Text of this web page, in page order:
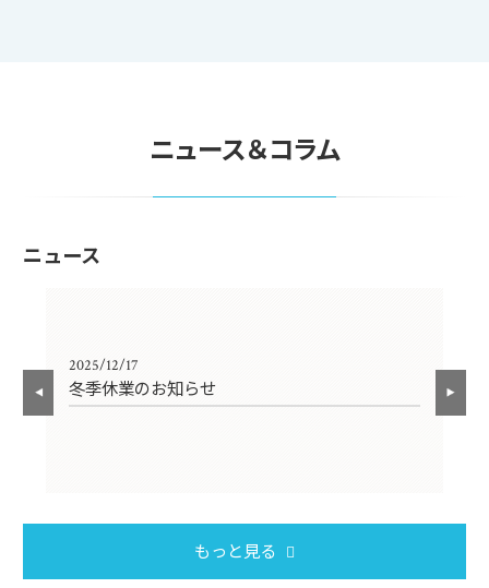
ニュース＆コラム
ニュース
2025/12/17
冬季休業のお知らせ
もっと見る